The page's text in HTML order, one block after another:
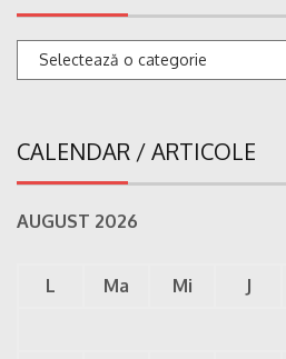
Categorii
CALENDAR / ARTICOLE
AUGUST 2026
L Ma Mi J